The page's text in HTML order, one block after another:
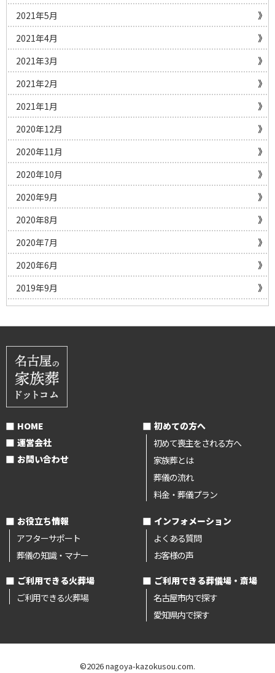
2021年5月
2021年4月
2021年3月
2021年2月
2021年1月
2020年12月
2020年11月
2020年10月
2020年9月
2020年8月
2020年7月
2020年6月
2019年9月
HOME
運営会社
お問い合わせ
初めての方へ
初めて喪主をされる方へ
家族葬とは
葬儀の流れ
料金・葬儀プラン
お役立ち情報
アフターサポート
葬儀の知識・マナー
ご利用できる火葬場
ご利用できる火葬場
インフォメーション
よくある質問
お客様の声
ご利用できる葬儀場・斎場
名古屋市内で探す
愛知県内で探す
©2026 nagoya-kazokusou.com.